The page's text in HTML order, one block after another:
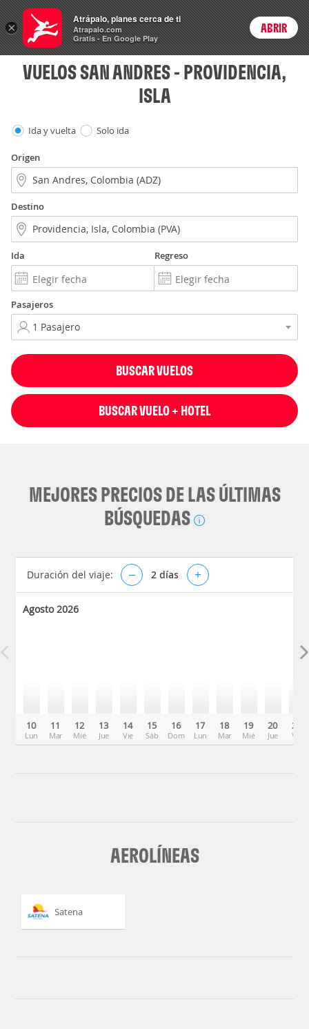
Vuelos Login
VUELOS SAN ANDRES - PROVIDENCIA,
ISLA
Ida y vuelta Solo ida
Origen
Destino
Ida Regreso
Pasajeros
BUSCAR VUELOS
BUSCAR VUELO + HOTEL
MEJORES PRECIOS DE LAS ÚLTIMAS
BÚSQUEDAS
Duración del viaje: – 2 días +
Agosto 2026
10
Lun
11
Mar
12
Mié
13
Jue
14
Vie
15
Sáb
16
Dom
17
Lun
18
Mar
19
Mié
20
Jue
21
Vie
AEROLÍNEAS
Satena
×
Atrápalo, planes cerca de ti
Atrapalo.com
Gratis - En Google Play
ABRIR